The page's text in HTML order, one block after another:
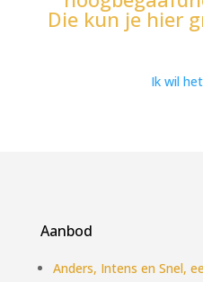
Die kun je hier
Ik wil
Aanbod
Anders, Intens en Snel,